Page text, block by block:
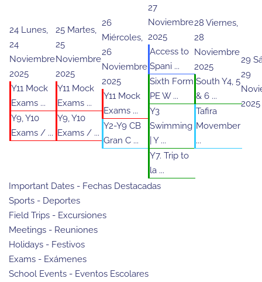
24 Lunes,
24
Noviembre
2025
Y11 Mock
Exams ...
Y9, Y10
Exams / ...
25 Martes,
25
Noviembre
2025
Y11 Mock
Exams ...
Y9, Y10
Exams / ...
26
Miércoles,
26
Noviembre
2025
Y11 Mock
Exams ...
Y2-Y9 CB
Gran C ...
27
Noviembre
2025
Access to
Spani ...
Sixth Form
PE W ...
Y3
Swimming
| Y ...
Y7. Trip to
la ...
28 Viernes,
28
Noviembre
2025
South Y4, 5
& 6 ...
Tafira
Movember
...
29
29
2025
Important Dates - Fechas Destacadas
Sports - Deportes
Field Trips - Excursiones
Meetings - Reuniones
Holidays - Festivos
Exams - Exámenes
School Events - Eventos Escolares